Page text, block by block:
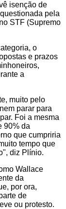
isenção de
pela
STF (Supremo
o
e prazos
a
muito pelo
parar para
Foi a mesma
90% da
que cumpriria
tempo que
diz Plínio.
Wallace
da
por ora,
de
ou protesto.